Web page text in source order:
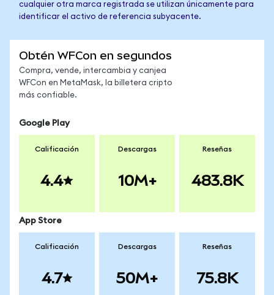
cualquier otra marca registrada se utilizan únicamente para
identificar el activo de referencia subyacente.
Obtén WFCon en segundos
Compra, vende, intercambia y canjea
WFCon en MetaMask, la billetera cripto
más confiable.
Google Play
Calificación
4.4
Descargas
10M+
Reseñas
483.8K
App Store
Calificación
4.7
Descargas
50M+
Reseñas
75.8K